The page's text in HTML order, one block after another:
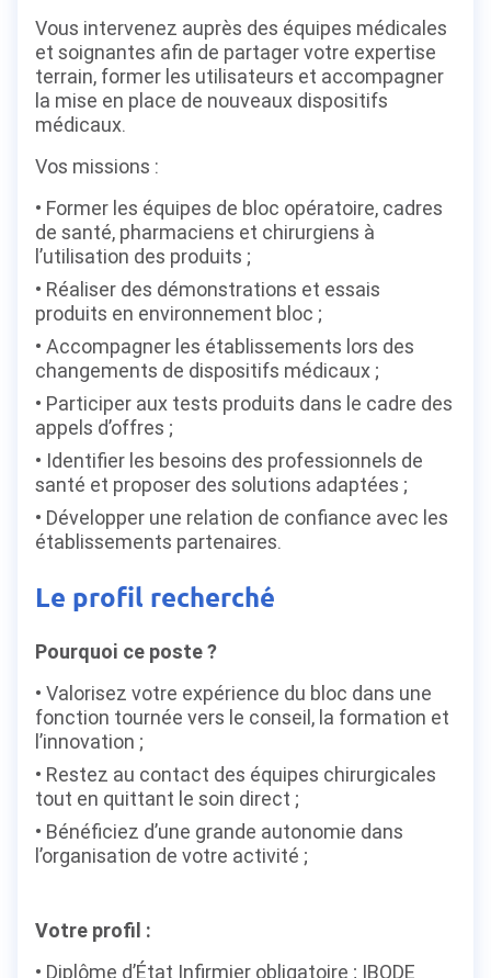
Vous intervenez auprès des équipes médicales
et soignantes afin de partager votre expertise
terrain, former les utilisateurs et accompagner
la mise en place de nouveaux dispositifs
médicaux.
Vos missions :
Former les équipes de bloc opératoire, cadres
de santé, pharmaciens et chirurgiens à
l’utilisation des produits ;
Réaliser des démonstrations et essais
produits en environnement bloc ;
Accompagner les établissements lors des
changements de dispositifs médicaux ;
Participer aux tests produits dans le cadre des
appels d’offres ;
Identifier les besoins des professionnels de
santé et proposer des solutions adaptées ;
Développer une relation de confiance avec les
établissements partenaires.
Le profil recherché
Pourquoi ce poste ?
Valorisez votre expérience du bloc dans une
fonction tournée vers le conseil, la formation et
l’innovation ;
Restez au contact des équipes chirurgicales
tout en quittant le soin direct ;
Bénéficiez d’une grande autonomie dans
l’organisation de votre activité ;
Votre profil :
Diplôme d’État Infirmier obligatoire ; IBODE